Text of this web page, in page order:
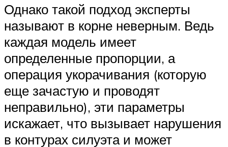
Однако такой подход эксперты
называют в корне неверным. Ведь
каждая модель имеет
определенные пропорции, а
операция укорачивания (которую
еще зачастую и проводят
неправильно), эти параметры
искажает, что вызывает нарушения
в контурах силуэта и может